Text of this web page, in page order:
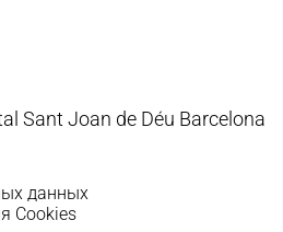
Sant Joan de Déu Barcelona
данных
Cookies